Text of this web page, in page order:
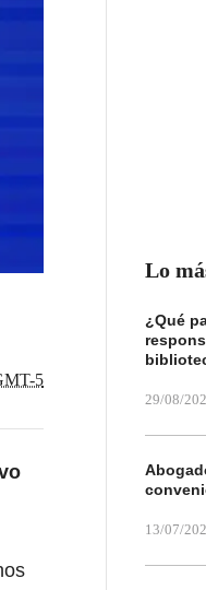
5
Lo
¿Qué
29/08/
13/07/